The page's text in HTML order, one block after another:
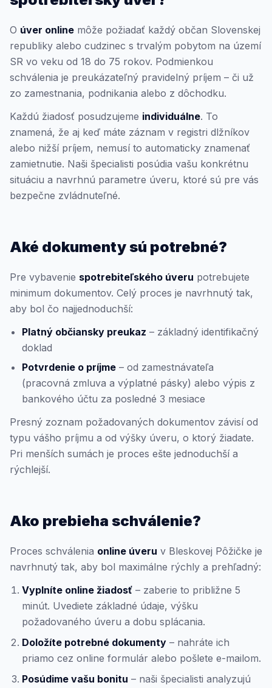
O úver online môže požiadať každý občan Slovenskej
republiky alebo cudzinec s trvalým pobytom na území
SR vo veku od 18 do 75 rokov. Podmienkou
schválenia je preukázateľný pravidelný príjem – či už
zo zamestnania, podnikania alebo z dôchodku.
Každú žiadosť posudzujeme individuálne. To
znamená, že aj keď máte záznam v registri dlžníkov
alebo nižší príjem, nemusí to automaticky znamenať
zamietnutie. Naši špecialisti posúdia vašu konkrétnu
situáciu a navrhnú parametre úveru, ktoré sú pre vás
bezpečne zvládnuteľné.
Aké dokumenty sú potrebné?
Pre vybavenie spotrebiteľského úveru potrebujete
minimum dokumentov. Celý proces je navrhnutý tak,
aby bol čo najjednoduchší:
Platný občiansky preukaz – základný identifikačný
doklad
Potvrdenie o príjme – od zamestnávateľa
(pracovná zmluva a výplatné pásky) alebo výpis z
bankového účtu za posledné 3 mesiace
Presný zoznam požadovaných dokumentov závisí od
typu vášho príjmu a od výšky úveru, o ktorý žiadate.
Pri menších sumách je proces ešte jednoduchší a
rýchlejší.
Ako prebieha schválenie?
Proces schválenia online úveru v Bleskovej Pôžičke je
navrhnutý tak, aby bol maximálne rýchly a prehľadný:
Vyplníte online žiadosť – zaberie to približne 5
minút. Uvediete základné údaje, výšku
požadovaného úveru a dobu splácania.
Doložíte potrebné dokumenty – nahráte ich
priamo cez online formulár alebo pošlete e-mailom.
Posúdime vašu bonitu – naši špecialisti analyzujú